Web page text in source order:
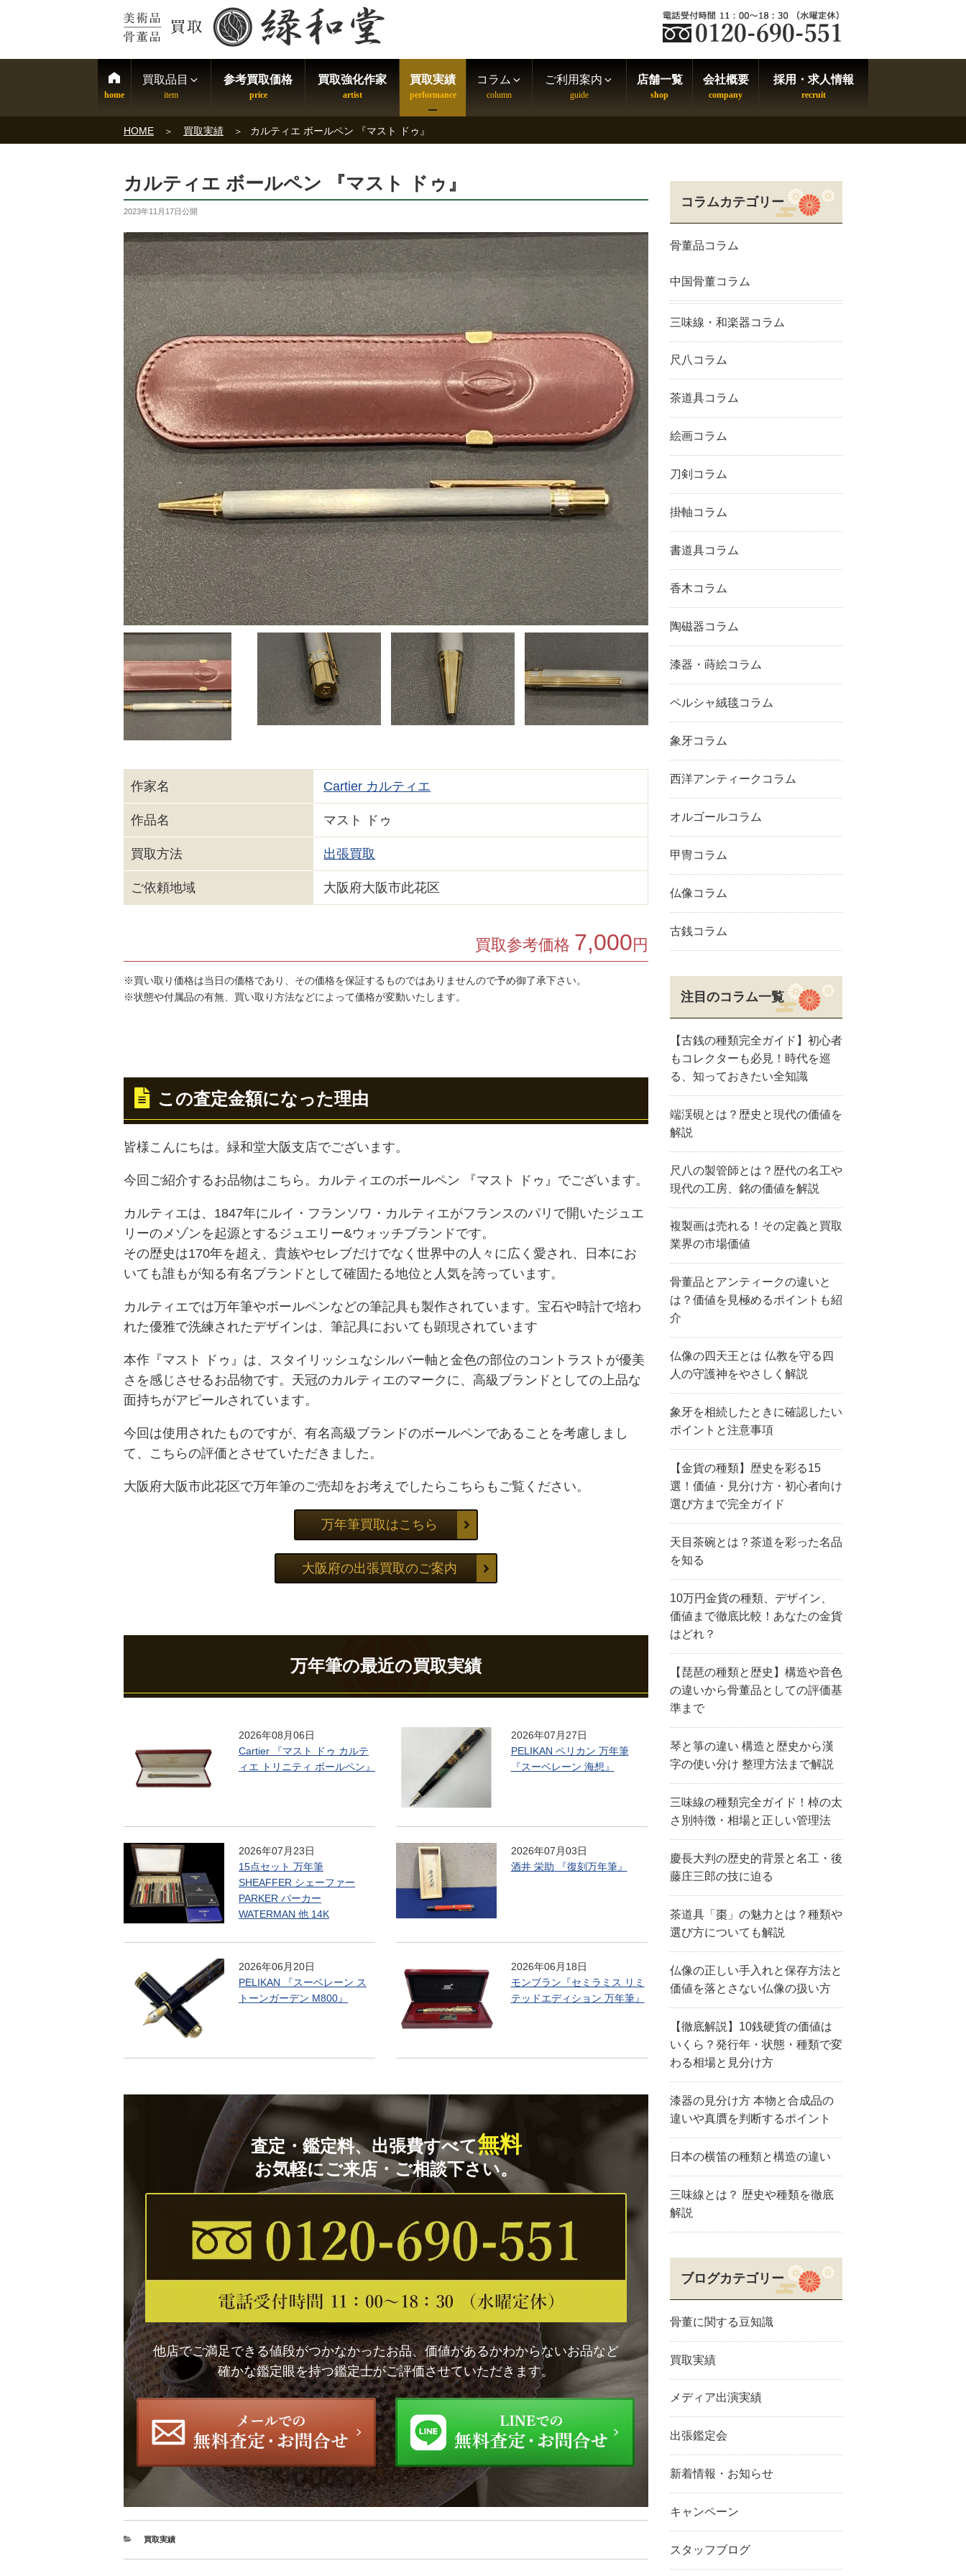
買取品目 参考買取価格 買取強化作家 買取実績 コラム ご利用案内 店舗一覧 会社概要 採用・求人情報
HOME 買取実績 カルティエ ボールペン 『マスト ドゥ』
カルティエ ボールペン 『マスト ドゥ』
2023年11月17日公開
作家名 Cartier カルティエ
作品名 マスト ドゥ
買取方法 出張買取
ご依頼地域 大阪府大阪市此花区
買取参考価格 7,000 円
※買い取り価格は当日の価格であり、その価格を保証するものではありませんので予め御了承下さい。
※状態や付属品の有無、買い取り方法などによって価格が変動いたします。
この査定金額になった理由
皆様こんにちは。緑和堂大阪支店でございます。
今回ご紹介するお品物はこちら。カルティエのボールペン 『マスト ドゥ』でございます。
カルティエは、1847年にルイ・フランソワ・カルティエがフランスのパリで開いたジュエ
リーのメゾンを起源とするジュエリー&ウォッチブランドです。
その歴史は170年を超え、貴族やセレブだけでなく世界中の人々に広く愛され、日本にお
いても誰もが知る有名ブランドとして確固たる地位と人気を誇っています。
カルティエでは万年筆やボールペンなどの筆記具も製作されています。宝石や時計で培わ
れた優雅で洗練されたデザインは、筆記具においても顕現されています
本作『マスト ドゥ』は、スタイリッシュなシルバー軸と金色の部位のコントラストが優美
さを感じさせるお品物です。天冠のカルティエのマークに、高級ブランドとしての上品な
面持ちがアピールされています。
今回は使用されたものですが、有名高級ブランドのボールペンであることを考慮しまし
て、こちらの評価とさせていただきました。
大阪府大阪市此花区で万年筆のご売却をお考えでしたらこちらもご覧ください。
万年筆買取はこちら
大阪府の出張買取のご案内
万年筆の最近の買取実績
2026年08月06日
Cartier 『マスト ドゥ カルテ
ィエ トリニティ ボールペン』
2026年07月27日
PELIKAN ペリカン 万年筆
『スーベレーン 海想』
2026年07月23日
15点セット 万年筆
SHEAFFER シェーファー
PARKER パーカー
WATERMAN 他 14K
2026年07月03日
酒井 栄助 『復刻万年筆』
2026年06月20日
PELIKAN 『スーベレーン ス
トーンガーデン M800』
2026年06月18日
モンブラン『セミラミス リミ
テッドエディション 万年筆』
査定・鑑定料、出張費すべて無料
お気軽にご来店・ご相談下さい。
他店でご満足できる値段がつかなかったお品、価値があるかわからないお品など
確かな鑑定眼を持つ鑑定士がご評価させていただきます。
買取実績
コラムカテゴリー
骨董品コラム
中国骨董コラム
三味線・和楽器コラム
尺八コラム
茶道具コラム
絵画コラム
刀剣コラム
掛軸コラム
書道具コラム
香木コラム
陶磁器コラム
漆器・蒔絵コラム
ペルシャ絨毯コラム
象牙コラム
西洋アンティークコラム
オルゴールコラム
甲冑コラム
仏像コラム
古銭コラム
注目のコラム一覧
【古銭の種類完全ガイド】初心者
もコレクターも必見！時代を巡
る、知っておきたい全知識
端渓硯とは？歴史と現代の価値を
解説
尺八の製管師とは？歴代の名工や
現代の工房、銘の価値を解説
複製画は売れる！その定義と買取
業界の市場価値
骨董品とアンティークの違いと
は？価値を見極めるポイントも紹
介
仏像の四天王とは 仏教を守る四
人の守護神をやさしく解説
象牙を相続したときに確認したい
ポイントと注意事項
【金貨の種類】歴史を彩る15
選！価値・見分け方・初心者向け
選び方まで完全ガイド
天目茶碗とは？茶道を彩った名品
を知る
10万円金貨の種類、デザイン、
価値まで徹底比較！あなたの金貨
はどれ？
【琵琶の種類と歴史】構造や音色
の違いから骨董品としての評価基
準まで
琴と箏の違い 構造と歴史から漢
字の使い分け 整理方法まで解説
三味線の種類完全ガイド！棹の太
さ別特徴・相場と正しい管理法
慶長大判の歴史的背景と名工・後
藤庄三郎の技に迫る
茶道具「棗」の魅力とは？種類や
選び方についても解説
仏像の正しい手入れと保存方法と
価値を落とさない仏像の扱い方
【徹底解説】10銭硬貨の価値は
いくら？発行年・状態・種類で変
わる相場と見分け方
漆器の見分け方 本物と合成品の
違いや真贋を判断するポイント
日本の横笛の種類と構造の違い
三味線とは？ 歴史や種類を徹底
解説
ブログカテゴリー
骨董に関する豆知識
買取実績
メディア出演実績
出張鑑定会
新着情報・お知らせ
キャンペーン
スタッフブログ